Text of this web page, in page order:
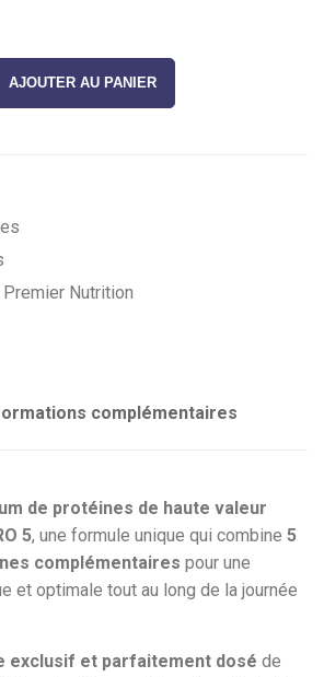
AJOUTER AU PANIER
Nutrition
complémentaires
de protéines de haute valeur
5, une formule unique qui combine 5
complémentaires pour une
et optimale tout au long de la journée
exclusif et parfaitement dosé de